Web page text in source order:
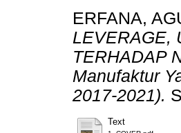
ERFANA,
LEVERAGE,
TERHADAP
Manufaktur
2017-2021).
Text